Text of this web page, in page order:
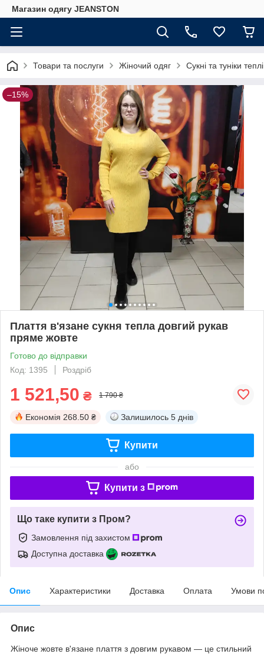
Магазин одягу JEANSTON
Товари та послуги Жіночий одяг Сукні та туніки теплі
–15%
Плаття в'язане сукня тепла довгий рукав
пряме жовте
Готово до відправки
Код: 1395
Роздріб
1 521,50 ₴ 1 790 ₴
Економія 268.50 ₴ Залишилось 5 днів
Купити
або
Купити з
Що таке купити з Пром?
Замовлення під захистом
Доступна доставка
Опис Характеристики Доставка Оплата Умови
Опис
Жіноче жовте в'язане плаття з довгим рукавом — це стильний